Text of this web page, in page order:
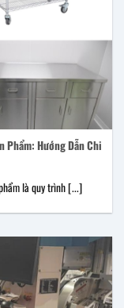
Phẩm: Hướng Dẫn Chi
là quy trình [...]